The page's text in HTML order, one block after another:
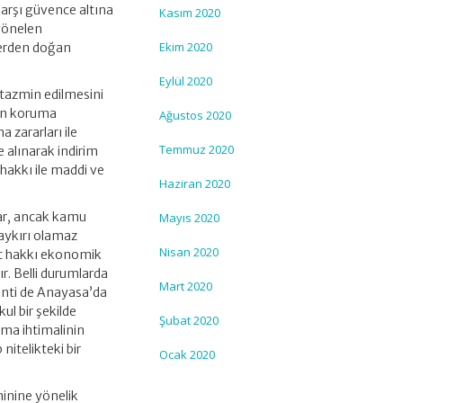
güvence altına
doğan
edilmesini
koruma
zararları ile
alınarak indirim
ile maddi ve
ancak kamu
olamaz
hakkı ekonomik
Belli durumlarda
de Anayasa’da
bir şekilde
ihtimalinin
nitelikteki bir
yönelik
Kasım 2020
Ekim 2020
Eylül 2020
Ağustos 2020
Temmuz 2020
Haziran 2020
Mayıs 2020
Nisan 2020
Mart 2020
Şubat 2020
Ocak 2020